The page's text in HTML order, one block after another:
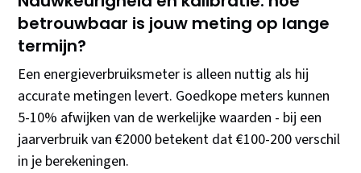
betrouwbaar is jouw meting op lange
termijn?
Een energieverbruiksmeter is alleen nuttig als hij
accurate metingen levert. Goedkope meters kunnen
5-10% afwijken van de werkelijke waarden - bij een
jaarverbruik van €2000 betekent dat €100-200 verschil
in je berekeningen.